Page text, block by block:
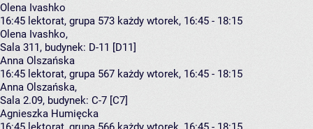
Olena Ivashko
16:45 lektorat, grupa 573 każdy wtorek, 16:45 - 18:15
Olena Ivashko,
Sala 311, budynek: D-11 [D11]
Anna Olszańska
16:45 lektorat, grupa 567 każdy wtorek, 16:45 - 18:15
Anna Olszańska,
Sala 2.09, budynek: C-7 [C7]
Agnieszka Humięcka